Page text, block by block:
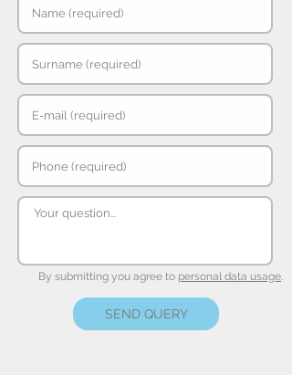
By submitting you agree to personal data usage.
SEND QUERY